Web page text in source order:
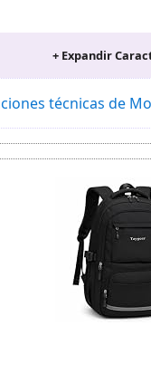
acolchados
este producto 100
+ Expandir
técnicas de